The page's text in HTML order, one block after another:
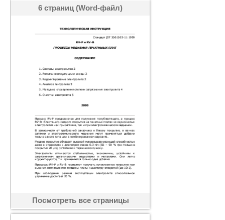
6 страниц (Word-файл)
Посмотреть все страницы